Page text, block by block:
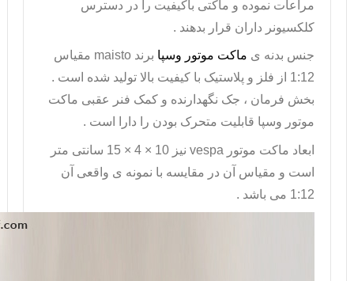
مراعات نموده و ماکتی باکیفیت را در دسترس
کلکسیونر داران قرار بدهند .
جنس بدنه ی ماکت موتور وسپا برند maisto مقیاس
1:12 از فلز و پلاستیک با کیفیت بالا تولید شده است .
بخش فرمان ، جک نگهدارنده و کمک فنر عقبی ماکت
موتور وسپا قابلیت متحرک بودن را دارا است .
ابعاد ماکت موتور vespa
نیز 10 × 4 × 15 سانتی متر
است و مقیاس آن در مقایسه با نمونه ی واقعی آن
1:12 می باشد .